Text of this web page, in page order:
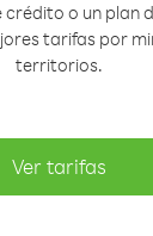
o un plan
tarifas por
territorios.
Ver tarifas